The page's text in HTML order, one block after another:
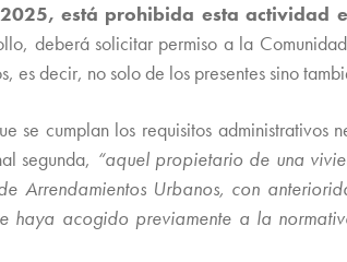
está prohibida esta actividad
deberá solicitar permiso a la
es decir, no solo de los presentes sino
se cumplan los requisitos
segunda, “aquel propietario de una
Arrendamientos Urbanos, con
haya acogido previamente a la